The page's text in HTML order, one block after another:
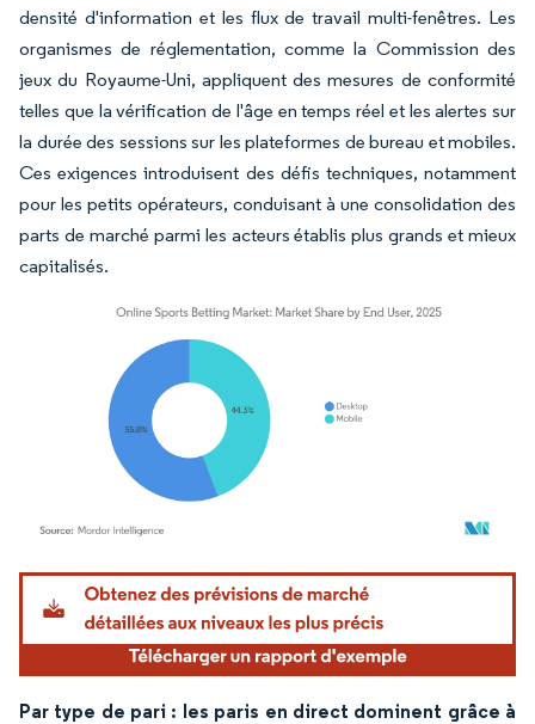
densité d'information et les flux de travail multi-fenêtres. Les
organismes de réglementation, comme la Commission des
jeux du Royaume-Uni, appliquent des mesures de conformité
telles que la vérification de l'âge en temps réel et les alertes sur
la durée des sessions sur les plateformes de bureau et mobiles.
Ces exigences introduisent des défis techniques, notamment
pour les petits opérateurs, conduisant à une consolidation des
parts de marché parmi les acteurs établis plus grands et mieux
capitalisés.
Image © Mordor Intelligence. La réutilisation nécessite une attribution sous CC BY
Par type de pari : les paris en direct dominent grâce à